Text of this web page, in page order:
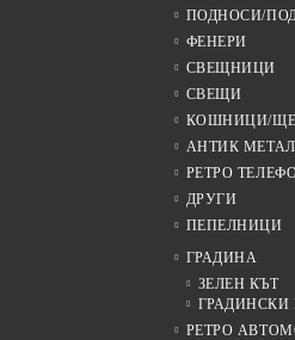
ПОДНОСИ/
ФЕНЕРИ
СВЕЩНИЦИ
СВЕЩИ
КОШНИЦИ/
АНТИК
РЕТРО
ДРУГИ
ПЕПЕЛНИЦИ
ГРАДИНА
ЗЕЛЕН КЪТ
ГРАДИНСКИ
РЕТРО